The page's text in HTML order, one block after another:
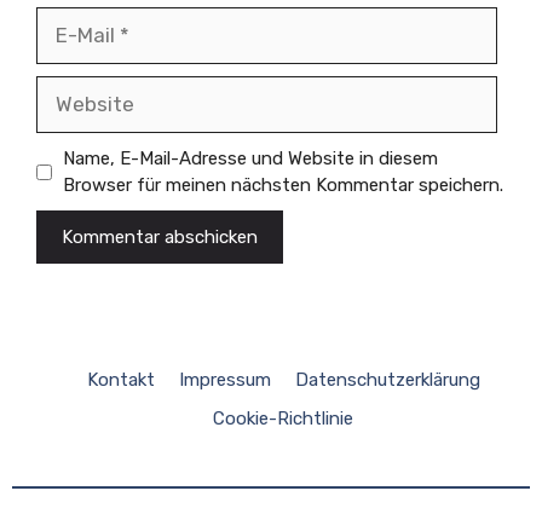
Mail
Name, E-Mail-Adresse und Website in diesem
Browser für meinen nächsten Kommentar speichern.
Kontakt Impressum
Datenschutzerklärung
Cookie-Richtlinie